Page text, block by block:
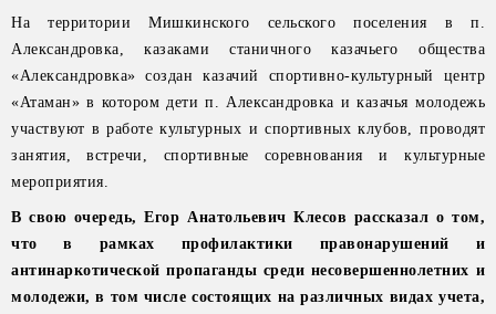
На территории Мишкинского сельского поселения в п.
Александровка, казаками станичного казачьего общества
«Александровка» создан казачий спортивно-культурный центр
«Атаман» в котором дети п. Александровка и казачья молодежь
участвуют в работе культурных и спортивных клубов, проводят
занятия, встречи, спортивные соревнования и культурные
мероприятия.
В свою очередь, Егор Анатольевич Клесов рассказал о том,
что в рамках профилактики правонарушений и
антинаркотической пропаганды среди несовершеннолетних и
молодежи, в том числе состоящих на различных видах учета,